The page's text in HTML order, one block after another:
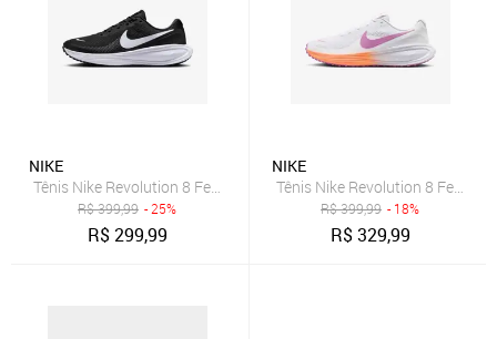
NIKE
Tênis Nike Revolution 8 Feminino
R$399,99 - 25%
R$299,99
NIKE
Tênis Nike Revolution 8
R$399,99 - 18%
R$329,99